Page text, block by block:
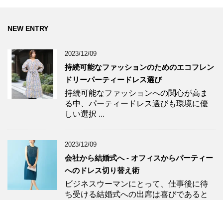
NEW ENTRY
2023/12/09
持続可能なファッションのためのエコフレン
ドリーパーティードレス選び
持続可能なファッションへの関心が高ま
る中、パーティードレス選びも環境に優
しい選択 ...
2023/12/09
会社から結婚式へ - オフィスからパーティー
へのドレス切り替え術
ビジネスウーマンにとって、仕事後に待
ち受ける結婚式への出席は喜びであると